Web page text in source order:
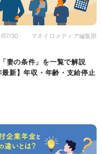
07/30 マネイロメディア編集部
妻の条件」を一覧で解説
最新】年収・年齢・支給停止